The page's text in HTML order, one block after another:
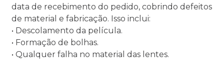
data de recebimento do pedido, cobrindo defeitos
de material e fabricação. Isso inclui:
• Descolamento da película.
• Formação de bolhas.
• Qualquer falha no material das lentes.